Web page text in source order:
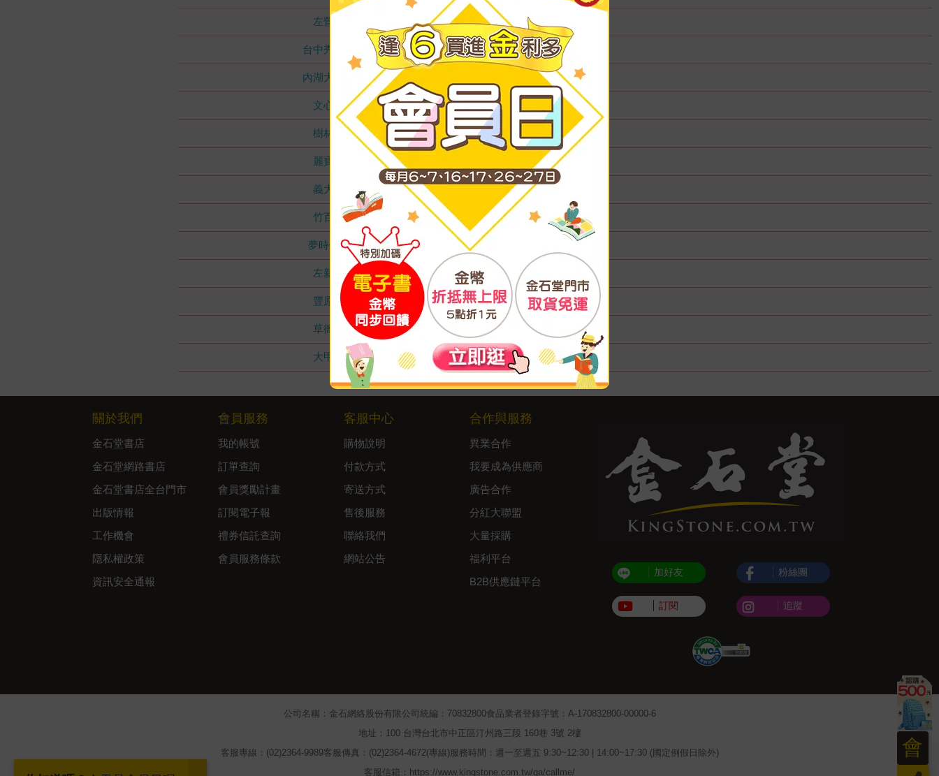
左營店
台中秀泰店
內湖大潤發 無庫存
文心店 無庫存
樹林店 無庫存
麗寶店
義大店
竹百店 無庫存
夢時代店 無庫存
左新店 無庫存
豐原店 無庫存
草衙店 無庫存
大甲店 無庫存
會
關於我們
金石堂書店
金石堂網路書店
金石堂書店全台門市
出版情報
工作機會
隱私權政策
資訊安全通報
會員服務
我的帳號
訂單查詢
會員獎勵計畫
訂閱電子報
禮券信託查詢
會員服務條款
客服中心
購物說明
付款方式
寄送方式
售後服務
聯絡我們
網站公告
合作與服務
異業合作
我要成為供應商
廣告合作
分紅大聯盟
大量採購
福利平台
B2B供應鏈平台
加好友
訂閱
粉絲團
追蹤
公司名稱：金石網絡股份有限公司 統編：70832800食品業者登錄字號：A-170832800-00000-6
地址：100 台灣台北市中正區汀州路三段 160巷 3號 2樓
客服專線：(02)2364-9989客服傳真：(02)2364-4672(專線) 服務時間：週一至週五 9:30~12:30 | 14:00~17:30 (國定例假日除外)
客服信箱：https://www.kingstone.com.tw/qa/callme/